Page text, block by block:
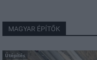
MAGYAR ÉPÍTŐK
Útépítés